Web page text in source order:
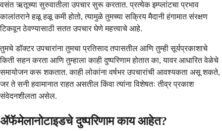
वसंत ऋतूच्या सुरुवातीला उपचार सुरू करतात. प्रत्येक इम्प्लांटचा प्रभाव
कालांतराने हळू हळू कमी होतो, त्यामुळे तुमच्या सक्रिय मैदानी हंगामात संरक्षण
टिकवून ठेवण्यासाठी सतत उपचार घेणे महत्त्वाचे आहे.
तुमचे डॉक्टर उपचारांना तुमचा प्रतिसाद तपासतील आणि तुम्ही सूर्यप्रकाशाचे
किती सहन करता आणि तुम्हाला काही दुष्परिणाम होतात का, यावर आधारित वेळेचे
समायोजन करू शकतात. काही लोकांना वर्षभर उपचारांची आवश्यकता असू शकते,
जर ते सनी हवामानात राहत असतील किंवा त्यांना विशेषतः तीव्र प्रकाश
संवेदनशीलता असेल.
ॲफॅमेलानोटाइडचे दुष्परिणाम काय आहेत?